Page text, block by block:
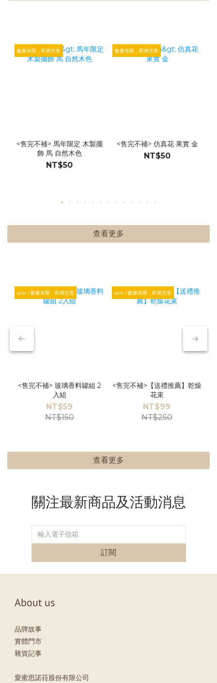
數量有限，即將完售
<售完不補> 馬年限定 木製擺
飾 馬 自然木色
NT$50
數量有限，即將完售
<售完不補> 仿真花 果實 金
NT$50
查看更多
sale / 數量有限，即將完售
<售完不補> 玻璃香料罐組 2
入組
NT$59
NT$150
sale / 數量有限，即將完售
<售完不補>【送禮推薦】乾燥
花束
NT$99
NT$250
查看更多
關注最新商品及活動消息
訂閱
About us
品牌故事
實體門市
雜貨記事
愛蜜思諾菈股份有限公司